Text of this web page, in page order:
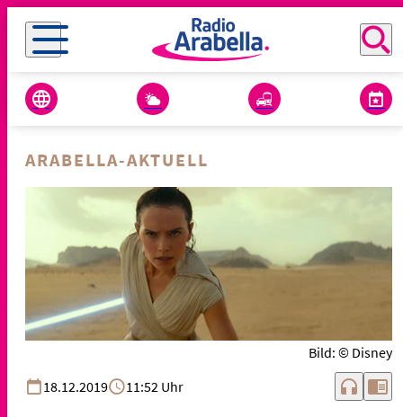
ARABELLA-AKTUELL
Bild: © Disney
18.12.2019
11:52 Uhr headphones chrome_reader_mode